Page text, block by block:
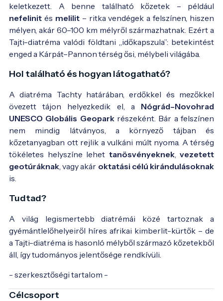
keletkezett. A benne található kőzetek – például
nefelinit és melilit– ritka vendégek a felszínen, hiszen
mélyen, akár 60–100 km mélyről származhatnak. Ezért a
Tajti-diatréma valódi földtani „időkapszula”: betekintést
enged a Kárpát–Pannon térség ősi, mélybeli világába.
Hol található és hogyan látogatható?
A diatréma Tachty határában, erdőkkel és mezőkkel
övezett tájon helyezkedik el, a Nógrád–Novohrad
UNESCO Globális Geoparkrészeként. Bár a felszínen
nem mindig látványos, a környező tájban és
kőzetanyagban ott rejlik a vulkáni múlt nyoma. A térség
tökéletes helyszíne lehet tanösvényeknek, vezetett
geotúráknak , vagy akár oktatási célú kirándulásoknak
is.
Tudtad?
A világ legismertebb diatrémái közé tartoznak a
gyémántlelőhelyeiről híres afrikai kimberlit-kürtők – de
a Tajti-diatréma is hasonló mélyből származó kőzetekből
áll, így tudományos jelentősége rendkívüli.
- szerkesztőségi tartalom -
Célcsoport